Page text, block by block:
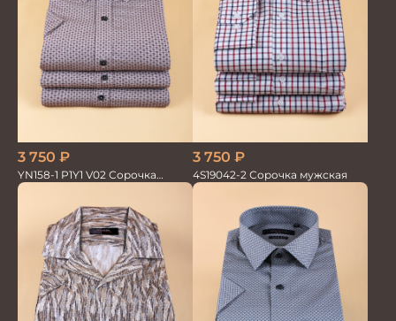
3 750 ₽
YN158-1 P1Y1 V02 Сорочка
мужская кор.рукав
3 750 ₽
4S19042-2 Сорочка мужская